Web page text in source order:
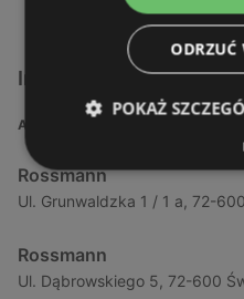
Inne sklepy Kosmetyki
ADRES
Rossmann
Ul. Grunwaldzka 1 / 1 a, 72-
Rossmann
Ul. Dąbrowskiego 5, 72-600
ODRZUĆ
POKAŻ